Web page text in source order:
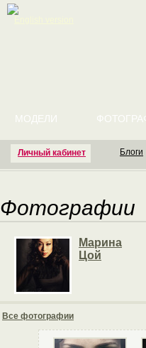
Личный кабинет
МОДЕЛИ
Блоги
Фотографии
Марина
Цой
Все фотографии